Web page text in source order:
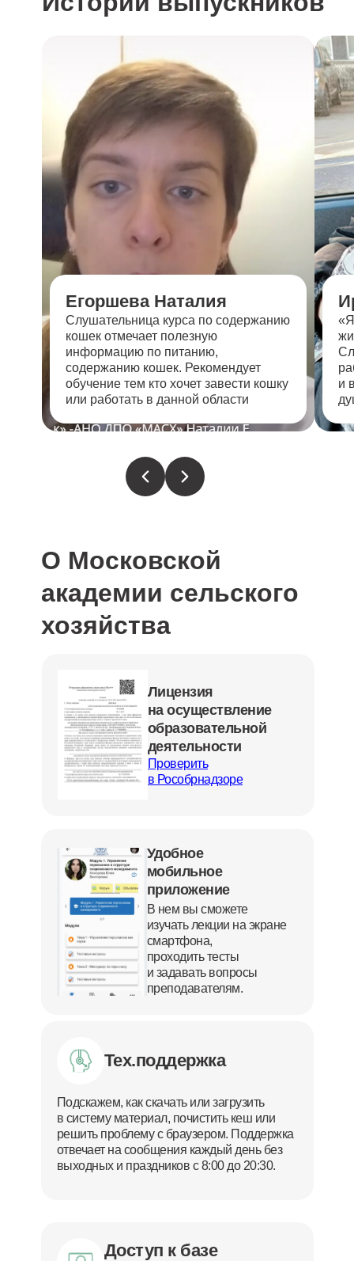
Егоршева Наталия
Слушательница курса по содержанию
кошек отмечает полезную
информацию по питанию,
содержанию кошек. Рекомендует
обучение тем кто хочет завести кошку
или работать в данной области
и
Удобное
мобильное
приложение
В нем вы сможете
изучать лекции на экране
смартфона,
проходить тесты
и задавать вопросы
преподавателям.
Лицензия
на осуществление
образовательной
деятельности
Проверить
в Рособрнадзоре
Доступ к базе
Тех.поддержка
Подскажем, как скачать или загрузить
в систему материал, почистить кеш или
решить проблему с браузером. Поддержка
отвечает на сообщения каждый день без
выходных и праздников с 8:00 до 20:30.
О Московской
академии сельского
хозяйства